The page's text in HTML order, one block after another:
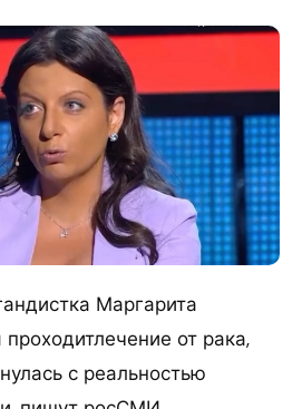
Маргарита
от рака,
с реальностью